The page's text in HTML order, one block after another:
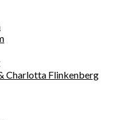
Charlotta Flinkenberg